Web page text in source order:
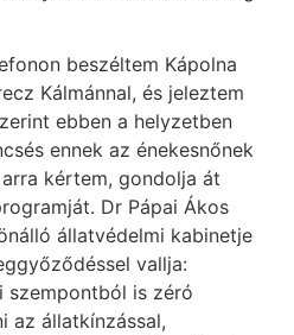
beszéltem Kápolna
Kálmánnal, és jeleztem
ebben a helyzetben
ennek az énekesnőnek
kértem, gondolja át
Dr Pápai Ákos
állatvédelmi kabinetje
vallja:
szempontból is zéró
az állatkínzással,